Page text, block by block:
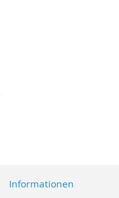
Informationen